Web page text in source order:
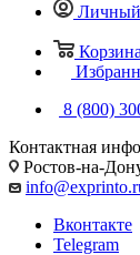
Личный
Корзина
8 (800)
Контактная
Ростов-на-
Вконтакте
Telegram